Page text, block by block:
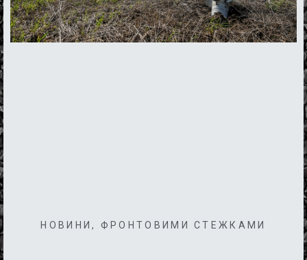
НОВИНИ, ФРОНТОВИМИ СТЕЖКАМИ